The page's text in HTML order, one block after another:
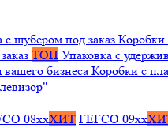
с шубером под заказ Коробки
ТОП Упаковка с
бизнеса Коробки с
08xxХИТ FEFCO 09xx